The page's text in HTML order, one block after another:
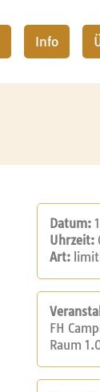
Info
Datum:
Uhrzeit:
Art:
FH
Raum